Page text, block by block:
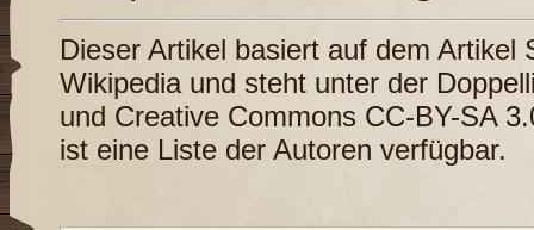
Dieser Artikel basiert auf dem Artikel
Wikipediaund steht unter der
und Creative Commons CC-BY-SA
ist eine Liste der Autoren verfügbar.